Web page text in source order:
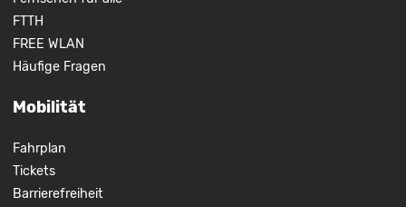
FTTH
FREE WLAN
Häufige Fragen
Mobilität
Fahrplan
Tickets
Barrierefreiheit